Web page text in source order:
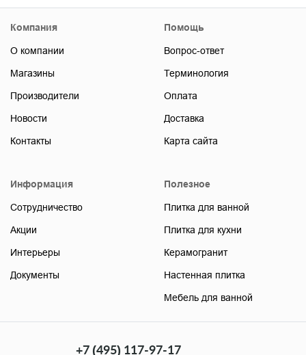
Компания
О компании
Магазины
Производители
Новости
Контакты
Помощь
Вопрос-ответ
Терминология
Оплата
Доставка
Карта сайта
Информация
Сотрудничество
Акции
Интерьеры
Документы
Полезное
Плитка для ванной
Плитка для кухни
Керамогранит
Настенная плитка
Мебель для ванной
+7 (495) 117-97-17